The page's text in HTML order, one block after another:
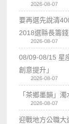
2026-08-07
要再選先說清
2018選縣長籌
2026-08-07
08/09-08/15 星
創意提升」
2026-08-07
「茶鄉墨韻」
2026-08-07
迎戰地方公職